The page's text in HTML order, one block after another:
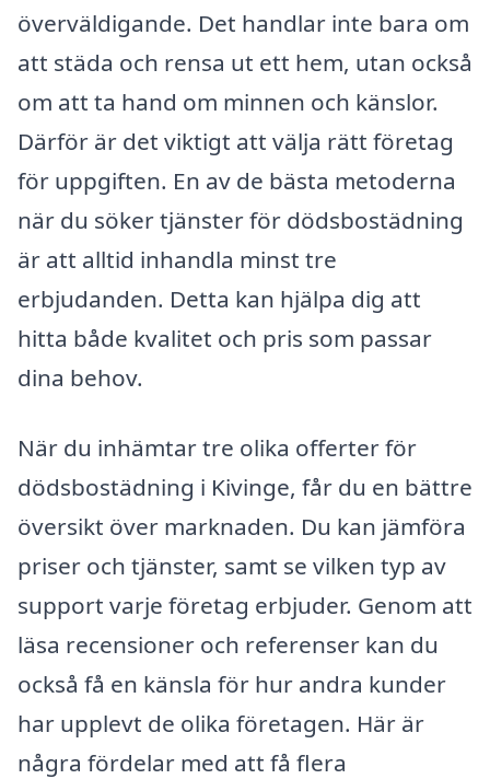
överväldigande. Det handlar inte bara om
att städa och rensa ut ett hem, utan också
om att ta hand om minnen och känslor.
Därför är det viktigt att välja rätt företag
för uppgiften. En av de bästa metoderna
när du söker tjänster för dödsbostädning
är att alltid inhandla minst tre
erbjudanden. Detta kan hjälpa dig att
hitta både kvalitet och pris som passar
dina behov.
När du inhämtar tre olika offerter för
dödsbostädning i Kivinge, får du en bättre
översikt över marknaden. Du kan jämföra
priser och tjänster, samt se vilken typ av
support varje företag erbjuder. Genom att
läsa recensioner och referenser kan du
också få en känsla för hur andra kunder
har upplevt de olika företagen. Här är
några fördelar med att få flera